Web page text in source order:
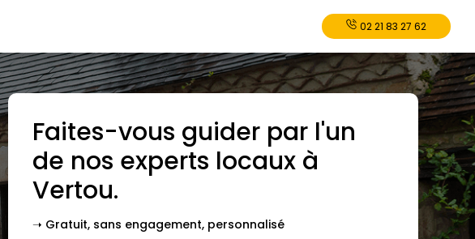
02 21 83 27 62
Faites-vous guider par l'un
de nos experts locaux à
Vertou.
➝ Gratuit, sans engagement, personnalisé